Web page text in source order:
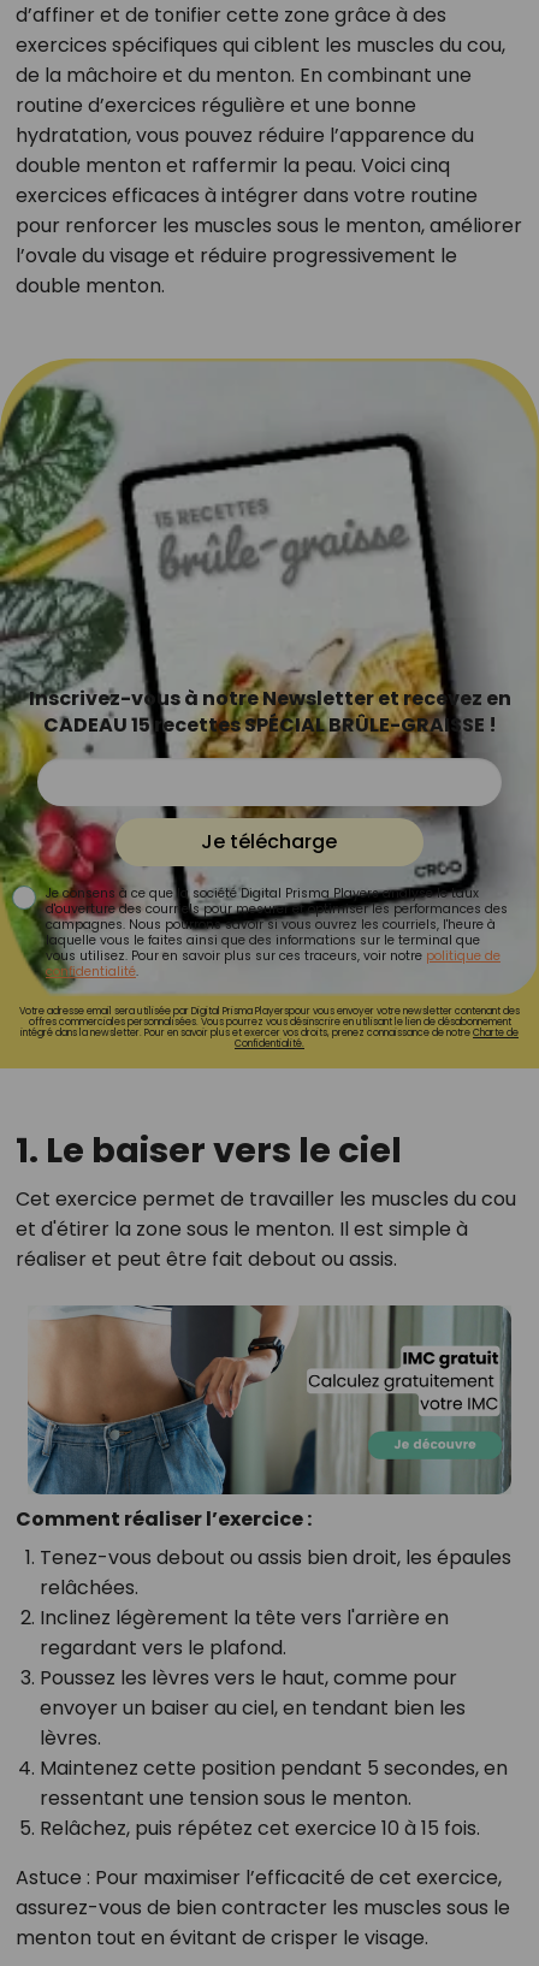
d’affiner et de tonifier cette zone grâce à des
exercices spécifiques qui ciblent les muscles du cou,
de la mâchoire et du menton. En combinant une
routine d’exercices régulière et une bonne
hydratation, vous pouvez réduire l’apparence du
double menton et raffermir la peau. Voici cinq
exercices efficaces à intégrer dans votre routine
pour renforcer les muscles sous le menton, améliorer
l’ovale du visage et réduire progressivement le
double menton.
Inscrivez-vous à notre Newsletter et recevez en
CADEAU 15 recettes SPÉCIAL BRÛLE-GRAISSE !
Je télécharge
Je consens à ce que la société Digital Prisma Players analyse le taux
d'ouverture des courriels pour mesurer et optimiser les performances des
campagnes. Nous pourrons savoir si vous ouvrez les courriels, l'heure à
laquelle vous le faites ainsi que des informations sur le terminal que
vous utilisez. Pour en savoir plus sur ces traceurs, voir notre politique de
confidentialité.
Votre adresse email sera utilisée par Digital Prisma Playerspour vous envoyer votre newsletter contenant des
offres commerciales personnalisées. Vous pourrez vous désinscrire en utilisant le lien de désabonnement
intégré dans la newsletter. Pour en savoir plus et exercer vos droits, prenez connaissance de notreCharte de
Confidentialité.
1. Le baiser vers le ciel
Cet exercice permet de travailler les muscles du cou
et d'étirer la zone sous le menton. Il est simple à
réaliser et peut être fait debout ou assis.
Comment réaliser l’exercice :
Tenez-vous debout ou assis bien droit, les épaules
relâchées.
Inclinez légèrement la tête vers l'arrière en
regardant vers le plafond.
Poussez les lèvres vers le haut, comme pour
envoyer un baiser au ciel, en tendant bien les
lèvres.
Maintenez cette position pendant 5 secondes, en
ressentant une tension sous le menton.
Relâchez, puis répétez cet exercice 10 à 15 fois.
Astuce : Pour maximiser l’efficacité de cet exercice,
assurez-vous de bien contracter les muscles sous le
menton tout en évitant de crisper le visage.